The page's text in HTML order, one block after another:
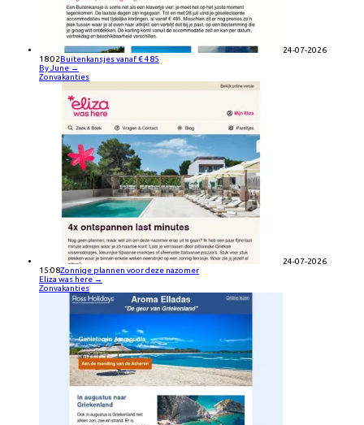
24-07-2026
18:02Buitenkansjes vanaf € 485
By June →
Zonvakanties
24-07-2026
15:08Zonnige plannen voor deze nazomer
Eliza was here →
Zonvakanties